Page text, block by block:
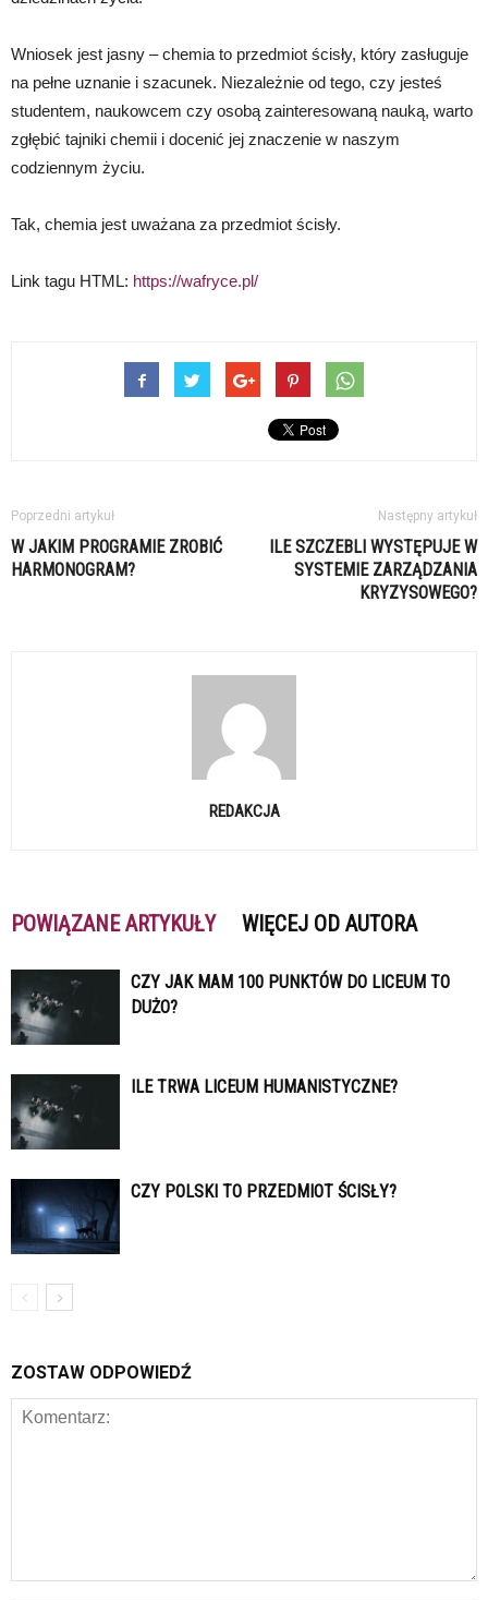
Wniosek jest jasny – chemia to przedmiot ścisły, który zasługuje
na pełne uznanie i szacunek. Niezależnie od tego, czy jesteś
studentem, naukowcem czy osobą zainteresowaną nauką, warto
zgłębić tajniki chemii i docenić jej znaczenie w naszym
codziennym życiu.
Tak, chemia jest uważana za przedmiot ścisły.
Link tagu HTML: https://wafryce.pl/
Poprzedni artykuł
W JAKIM PROGRAMIE ZROBIĆ
HARMONOGRAM?
Następny artykuł
ILE SZCZEBLI WYSTĘPUJE W
SYSTEMIE ZARZĄDZANIA
KRYZYSOWEGO?
REDAKCJA
POWIĄZANE ARTYKUŁY WIĘCEJ OD AUTORA
CZY JAK MAM 100 PUNKTÓW DO LICEUM TO
DUŻO?
ILE TRWA LICEUM HUMANISTYCZNE?
CZY POLSKI TO PRZEDMIOT ŚCISŁY?
ZOSTAW ODPOWIEDŹ